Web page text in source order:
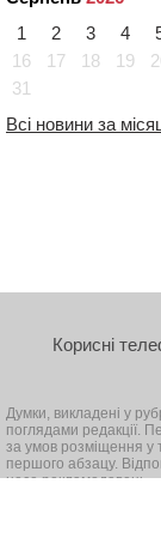
1
2 3 4
16
17 18 19
31
Всі новини за
Корисні
Думки, викладені у
поглядами редакції.
за умов розміщення у
першого абзацу.
несе рекламодавець